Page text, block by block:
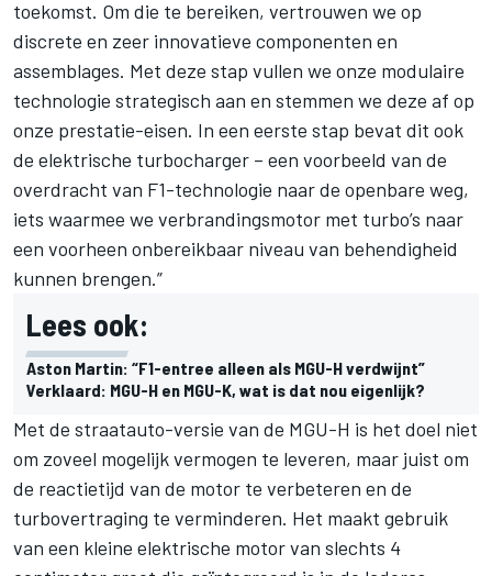
toekomst. Om die te bereiken, vertrouwen we op
discrete en zeer innovatieve componenten en
assemblages. Met deze stap vullen we onze modulaire
technologie strategisch aan en stemmen we deze af op
onze prestatie-eisen. In een eerste stap bevat dit ook
de elektrische turbocharger – een voorbeeld van de
overdracht van F1-technologie naar de openbare weg,
iets waarmee we verbrandingsmotor met turbo’s naar
een voorheen onbereikbaar niveau van behendigheid
kunnen brengen.”
Lees ook:
Aston Martin: “F1-entree alleen als MGU-H verdwijnt”
Verklaard: MGU-H en MGU-K, wat is dat nou eigenlijk?
Met de straatauto-versie van de MGU-H is het doel niet
om zoveel mogelijk vermogen te leveren, maar juist om
de reactietijd van de motor te verbeteren en de
turbovertraging te verminderen. Het maakt gebruik
van een kleine elektrische motor van slechts 4